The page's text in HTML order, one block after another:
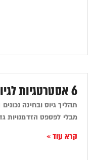
6 אסטרטגיות לגיוס האנשים הנכונים לתפקידי ניהול בכירים
תהליך גיוס ובחינה
מבלי לפספס הזדמנויות
קרא עוד »